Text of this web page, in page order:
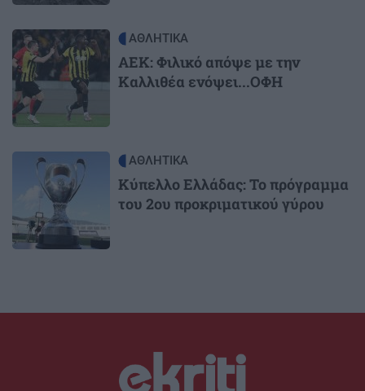
Image ΑΘΛΗΤΙΚΑ
ΑΕΚ: Φιλικό απόψε με την
Καλλιθέα ενόψει...ΟΦΗ
Image ΑΘΛΗΤΙΚΑ
Κύπελλο Ελλάδας: Το πρόγραμμα
του 2ου προκριματικού γύρου